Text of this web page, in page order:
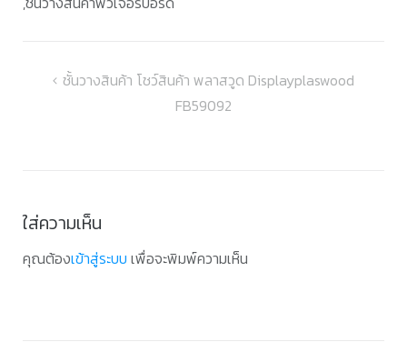
แนะแนวชั้นวางสินค้า โชว์สินค้า พลาสวูด Displayplaswood
FB59092
ใส่ความเห็น
คุณต้องเข้าสู่ระบบ เพื่อจะพิมพ์ความเห็น